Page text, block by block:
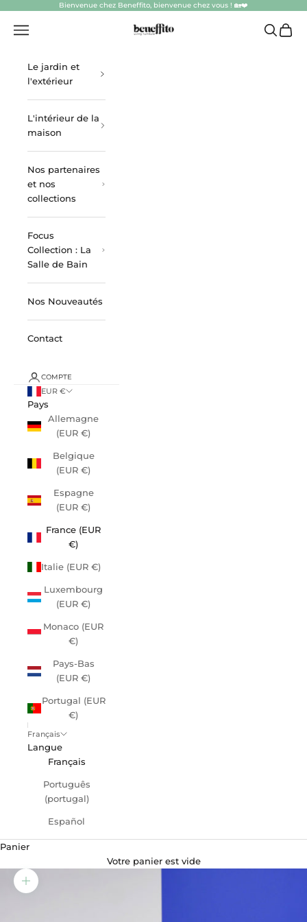
Passer au contenuBienvenue chez Beneffito, bienvenue chez vous ! 🏡❤️
beneffito.com
Ouvrir la navigation Ouvrir la
Voir
Le jardin et
l'extérieur
L'intérieur de la
maison
Nos partenaires
et nos
collections
Focus
Collection : La
Salle de Bain
Nos Nouveautés
Contact
COMPTE
EUR €
Pays
Allemagne
(EUR €)
Belgique
(EUR €)
Espagne
(EUR €)
France (EUR
€)
Italie (EUR €)
Luxembourg
(EUR €)
Monaco (EUR
€)
Pays-Bas
(EUR €)
Portugal (EUR
€)
Français
Langue
Français
Português
(portugal)
Español
Panier
Votre panier est vide
Zoomer sur l'image